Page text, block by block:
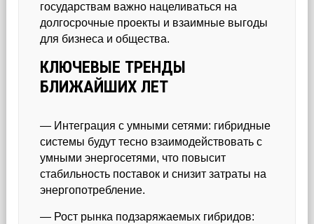
государствам важно нацеливаться на
долгосрочные проекты и взаимные выгоды
для бизнеса и общества.
КЛЮЧЕВЫЕ ТРЕНДЫ
БЛИЖАЙШИХ ЛЕТ
— Интеграция с умными сетями: гибридные
системы будут тесно взаимодействовать с
умными энергосетями, что повысит
стабильность поставок и снизит затраты на
энергопотребление.
— Рост рынка подзаряжаемых гибридов: